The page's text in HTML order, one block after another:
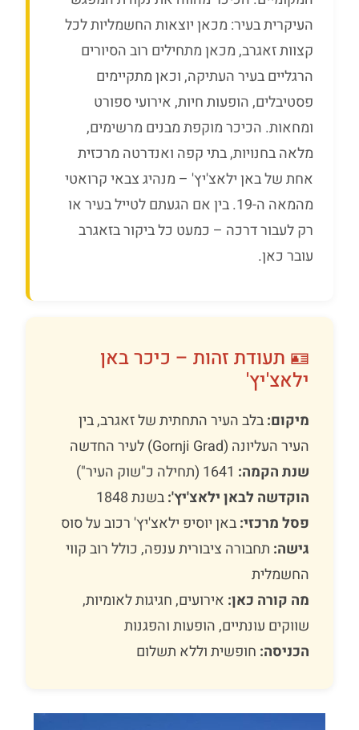
העיקרית בעיר: מכאן יוצאות החשמליות לכל
קצוות זאגרב, מכאן מתחילים רוב הסיורים
הרגליים בעיר העתיקה, וכאן מתקיימים
פסטיבלים, הופעות חיות, אירועי ספורט
ומחאות. הכיכר מוקפת מבנים מרשימים,
מלאה בחנויות, בתי קפה ואנדרטה מרכזית
אחת של באן ילאצ'יץ' – מנהיג צבאי קרואטי
מהמאה ה-19. בין אם הגעתם לטייל בעיר או
רק לעבור דרכה – כמעט כל ביקור בזאגרב
עובר כאן.
🪪 תעודת זהות – כיכר באן
ילאצ'יץ'
מיקום:בלב העיר התחתית של זאגרב, בין
העיר העליונה (Gornji Grad) לעיר החדשה
שנת הקמה:
הוקדשה לבאן ילאצ'יץ':בשנת 1848
פסל מרכזי:באן יוסיפ ילאצ'יץ' רכוב על סוס
גישה: תחבורה ציבורית ענפה, כולל רוב קווי
החשמלית
מה קורה כאן: אירועים, חגיגות לאומיות,
שווקים עונתיים, הופעות והפגנות
הכניסה: חופשית וללא תשלום